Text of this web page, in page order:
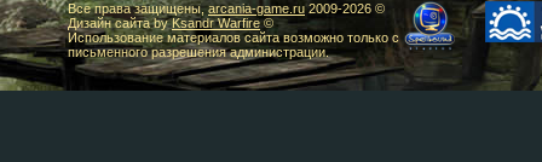
Все права защищены,arcania-game.ru2009-2026 ©
Дизайн сайта byKsandr Warfire©
Использование материалов сайта возможно только с
письменного разрешения администрации.